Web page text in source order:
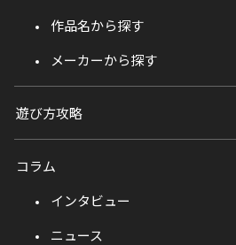
作品名から探す
メーカーから探す
遊び方攻略
コラム
インタビュー
ニュース